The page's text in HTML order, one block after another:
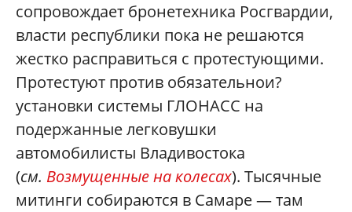
сопровождает бронетехника Росгвардии,
власти республики пока не решаются
жестко расправиться с протестующими.
Протестуют против обязательнои?
установки системы ГЛОНАСС на
подержанные легковушки
автомобилисты Владивостока
(см. Возмущенные на колесах). Тысячные
митинги собираются в Самаре — там